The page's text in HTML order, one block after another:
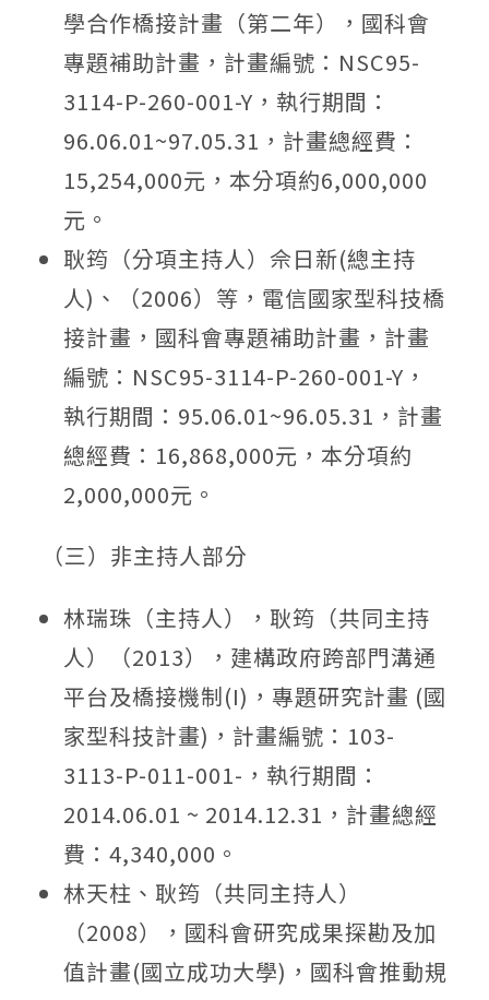
學合作橋接計畫（第二年），國科會
專題補助計畫，計畫編號：NSC95-
3114-P-260-001-Y，執行期間：
96.06.01~97.05.31，計畫總經費：
15,254,000元，本分項約6,000,000
元。
耿筠（分項主持人）佘日新(總主持
人)、（2006）等，電信國家型科技橋
接計畫，國科會專題補助計畫，計畫
編號：NSC95-3114-P-260-001-Y，
執行期間：95.06.01~96.05.31，計畫
總經費：16,868,000元，本分項約
2,000,000元。
（三）非主持人部分
林瑞珠（主持人），耿筠（共同主持
人）（2013），建構政府跨部門溝通
平台及橋接機制(I)，專題研究計畫 (國
家型科技計畫)，計畫編號：103-
3113-P-011-001-，執行期間：
2014.06.01 ~ 2014.12.31，計畫總經
費：4,340,000。
林天柱、耿筠（共同主持人）
（2008），國科會研究成果探勘及加
值計畫(國立成功大學)，國科會推動規